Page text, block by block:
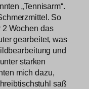
„Tennisarm“.
So
2 Wochen das
gearbeitet, was
und
starken
mich dazu,
saß